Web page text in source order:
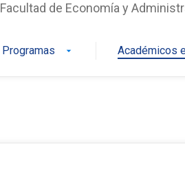
Facultad de Economía y
Programas arrow_drop_down Académicos